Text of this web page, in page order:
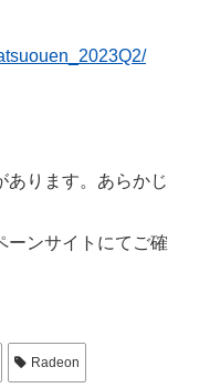
ります。あらかじ
ンサイトにてご確
Radeon